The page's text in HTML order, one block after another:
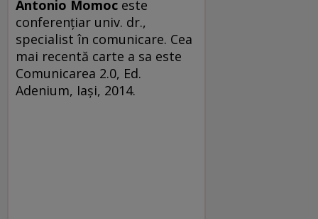
Antonio Momoc este
conferențiar univ. dr.,
specialist în comunicare. Cea
mai recentă carte a sa este
Comunicarea 2.0, Ed.
Adenium, Iaşi, 2014.